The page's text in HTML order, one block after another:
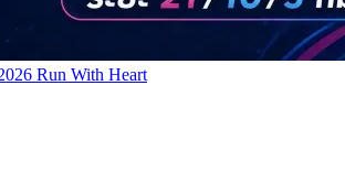
Run With Heart